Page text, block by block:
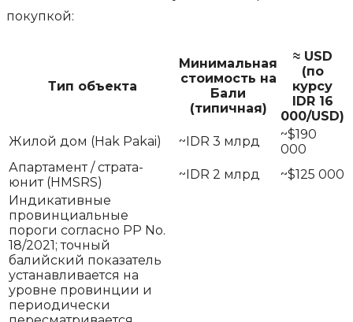
покупкой:
Тип объекта
Минимальная
стоимость на
Бали
(типичная)
≈ USD
(по
курсу
IDR 16
000/USD)
Жилой дом (Hak Pakai)
~IDR 3 млрд
~$190
000
Апартамент / страта-
юнит (HMSRS)
~IDR 2 млрд
~$125 000
Индикативные
провинциальные
пороги согласно PP No.
18/2021; точный
балийский показатель
устанавливается на
уровне провинции и
периодически